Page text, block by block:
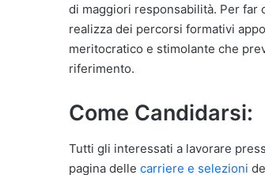
di maggiori responsabilità. Per
realizza dei percorsi formativi
meritocratico e stimolante che
riferimento.
Come Candidarsi:
Tutti gli interessati a lavorare
pagina delle carriere e selezioni